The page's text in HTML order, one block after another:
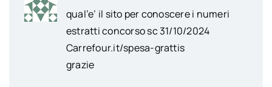
qual’e’ il sito per conoscere i numeri
estratti concorso sc 31/10/2024
Carrefour.it/spesa-grattis
grazie